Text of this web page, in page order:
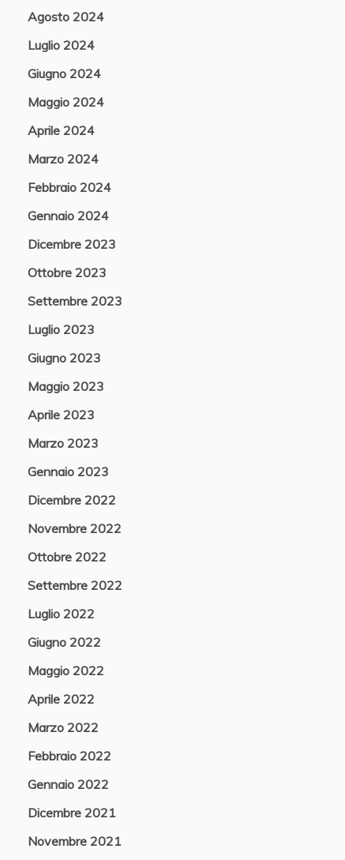
Agosto 2024
Luglio 2024
Giugno 2024
Maggio 2024
Aprile 2024
Marzo 2024
Febbraio 2024
Gennaio 2024
Dicembre 2023
Ottobre 2023
Settembre 2023
Luglio 2023
Giugno 2023
Maggio 2023
Aprile 2023
Marzo 2023
Gennaio 2023
Dicembre 2022
Novembre 2022
Ottobre 2022
Settembre 2022
Luglio 2022
Giugno 2022
Maggio 2022
Aprile 2022
Marzo 2022
Febbraio 2022
Gennaio 2022
Dicembre 2021
Novembre 2021